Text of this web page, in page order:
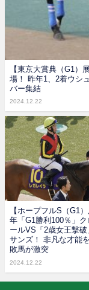
【東京大賞典（G1）
場！ 昨年1、2着ウシ
バー集結
2024.12.22
【ホープフルS（G1
年「G1勝利100％」ク
ールVS「2歳女王撃破
サンズ！ 非凡な才能
敗馬が激突
2024.12.22